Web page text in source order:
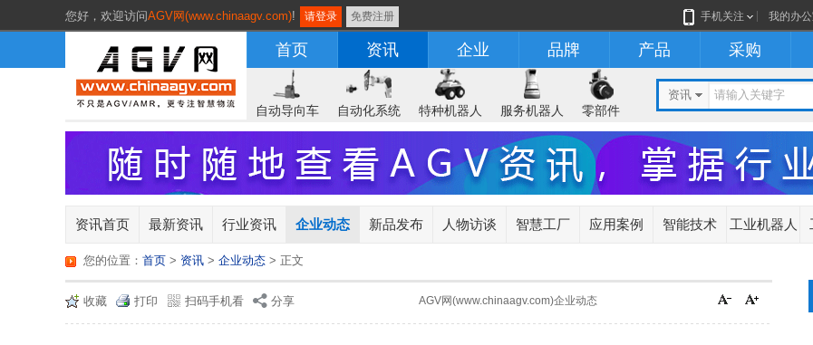
您好， 欢迎访问AGV网(www.chinaagv.com)! 请登录 免费注册 手机关注 我的办
首页 资讯 企业 品牌 产品 采购
自动导向车 自动化系统 特种机器人 服务机器人 零部件
资讯
资讯首页 最新资讯 行业资讯 企业动态 新品发布 人物访谈 智慧工厂 应用案例 智能技术 工业机器人
您的位置： 首页 > 资讯 > 企业动态 > 正文
收藏 打印 扫码手机看 分享 AGV网(www.chinaagv.com)企业动态